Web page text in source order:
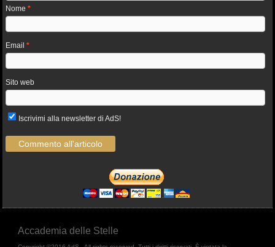
Nome*
Email*
Sito web
Iscrivimi alla newsletter di AdS!
Accademia delle Stelle